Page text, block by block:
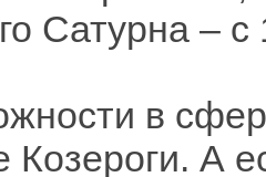
Сатурна –
в
Козероги. А